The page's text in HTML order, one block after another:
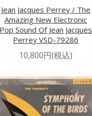
Jean Jacques Perrey / The
Amazing New Electronic
Pop Sound Of Jean Jacques
Perrey VSD-79286
10,800円(税込)